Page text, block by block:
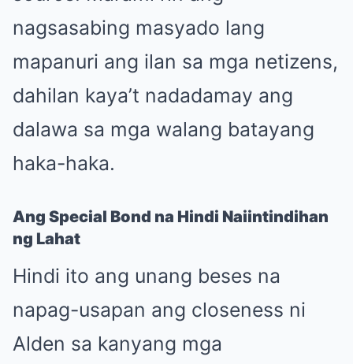
nagsasabing masyado lang
mapanuri ang ilan sa mga netizens,
dahilan kaya’t nadadamay ang
dalawa sa mga walang batayang
haka-haka.
Ang Special Bond na Hindi Naiintindihan
ng Lahat
Hindi ito ang unang beses na
napag-usapan ang closeness ni
Alden sa kanyang mga